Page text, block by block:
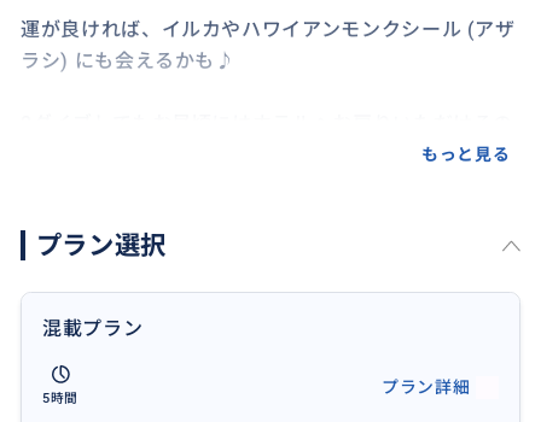
運が良ければ、イルカやハワイアンモンクシール (アザ
ラシ) にも会えるかも♪
で、お買い物や他のツアーへ参加されるなど、午後のお
おすすめ
もっと見る
プラン選択
混載プラン
5時間
プラン詳細